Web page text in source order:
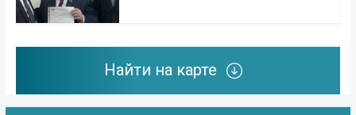
Найти на карте